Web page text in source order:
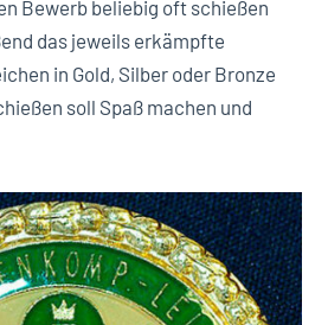
Bewerb beliebig oft schießen
das jeweils erkämpfte
in Gold, Silber oder Bronze
soll Spaß machen und